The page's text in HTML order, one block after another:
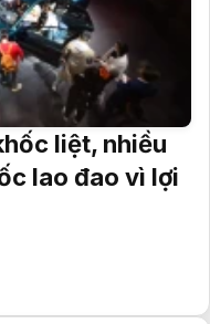
liệt, nhiều
lao đao vì lợi